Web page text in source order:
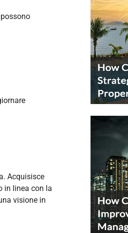
Acquisisce
in linea con la
visione in